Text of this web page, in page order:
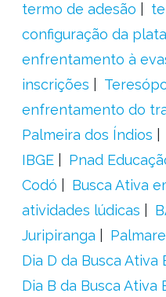
termo de adesão
configuração da
enfrentamento à
inscrições
enfrentamento do
Palmeira dos Índios
IBGE
Pnad
Codó
Busca Ativa
atividades lúdicas
Juripiranga
Dia D da Busca Ativa
Dia B da Busca Ativa